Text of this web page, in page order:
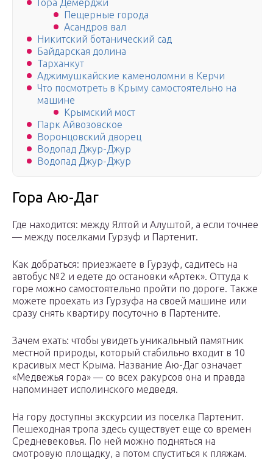
Гора Демерджи
Пещерные города
Асандров вал
Никитский ботанический сад
Байдарская долина
Тарханкут
Аджимушкайские каменоломни в Керчи
Что посмотреть в Крыму самостоятельно на
машине
Крымский мост
Парк Айвозовское
Воронцовский дворец
Водопад Джур-Джур
Водопад Джур-Джур
Гора Аю-Даг
Где находится: между Ялтой и Алуштой, а если точнее
— между поселками Гурзуф и Партенит.
Как добраться: приезжаете в Гурзуф, садитесь на
автобус №2 и едете до остановки «Артек». Оттуда к
горе можно самостоятельно пройти по дороге. Также
можете проехать из Гурзуфа на своей машине или
сразу снять квартиру посуточно в Партените.
Зачем ехать: чтобы увидеть уникальный памятник
местной природы, который стабильно входит в 10
красивых мест Крыма. Название Аю-Даг означает
«Медвежья гора» — со всех ракурсов она и правда
напоминает исполинского медведя.
На гору доступны экскурсии из поселка Партенит.
Пешеходная тропа здесь существует еще со времен
Средневековья. По ней можно подняться на
смотровую площадку, а потом спуститься к пляжам.